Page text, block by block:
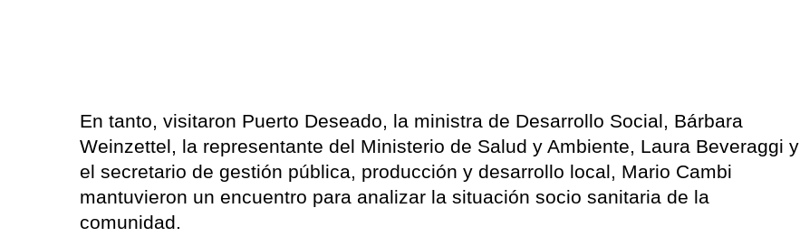
En tanto, visitaron Puerto Deseado, la ministra de Desarrollo Social, Bárbara
Weinzettel, la representante del Ministerio de Salud y Ambiente, Laura Beveraggi y
el secretario de gestión pública, producción y desarrollo local, Mario Cambi
mantuvieron un encuentro para analizar la situación socio sanitaria de la
comunidad.